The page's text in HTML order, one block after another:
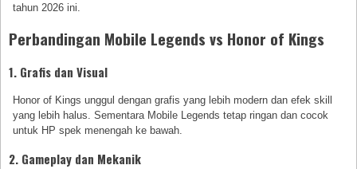
tahun 2026 ini.
Perbandingan Mobile Legends vs Honor of Kings
1. Grafis dan Visual
Honor of Kings unggul dengan grafis yang lebih modern dan efek skill
yang lebih halus. Sementara Mobile Legends tetap ringan dan cocok
untuk HP spek menengah ke bawah.
2. Gameplay dan Mekanik